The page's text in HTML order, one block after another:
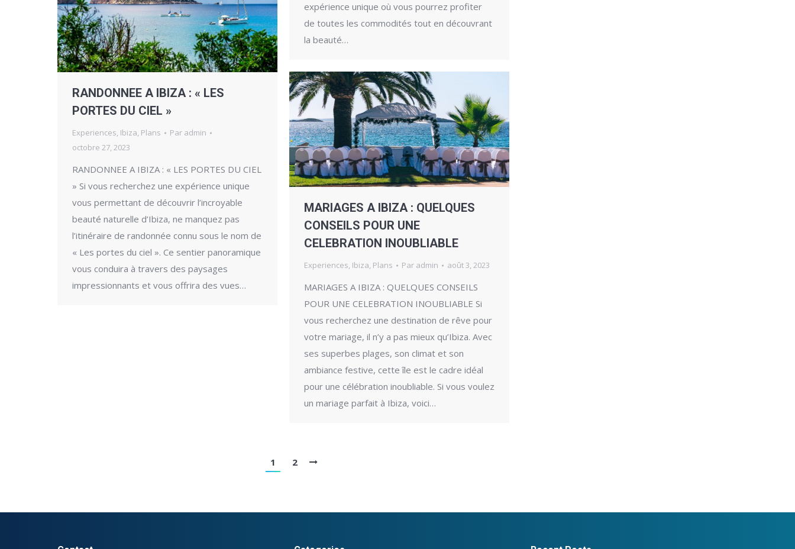
expérience unique où vous pourrez profiter
de toutes les commodités tout en découvrant
la beauté…
RANDONNEE A IBIZA : « LES
PORTES DU CIEL »
Experiences, Ibiza, Plans Par admin
octobre 27, 2023
RANDONNEE A IBIZA : « LES PORTES DU CIEL
» Si vous recherchez une expérience unique
vous permettant de découvrir l’incroyable
beauté naturelle d’Ibiza, ne manquez pas
l’itinéraire de randonnée connu sous le nom de
« Les portes du ciel ». Ce sentier panoramique
vous conduira à travers des paysages
impressionnants et vous offrira des vues…
MARIAGES A IBIZA : QUELQUES
CONSEILS POUR UNE
CELEBRATION INOUBLIABLE
Experiences, Ibiza, Plans Par admin août 3, 2023
MARIAGES A IBIZA : QUELQUES CONSEILS
POUR UNE CELEBRATION INOUBLIABLE Si
vous recherchez une destination de rêve pour
votre mariage, il n’y a pas mieux qu’Ibiza. Avec
ses superbes plages, son climat et son
ambiance festive, cette île est le cadre idéal
pour une célébration inoubliable. Si vous voulez
un mariage parfait à Ibiza, voici…
1 2